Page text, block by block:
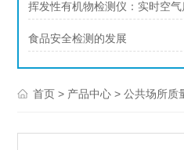
挥发性有机物检测仪：实时空
食品安全检测的发展
首页 > 产品中心 >公共场所质